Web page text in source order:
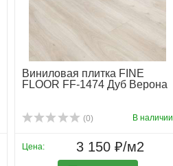
Виниловая плитка FINE
FLOOR FF-1474 Дуб Верона
(0) В наличии
Цена: 3 150 ₽/м2